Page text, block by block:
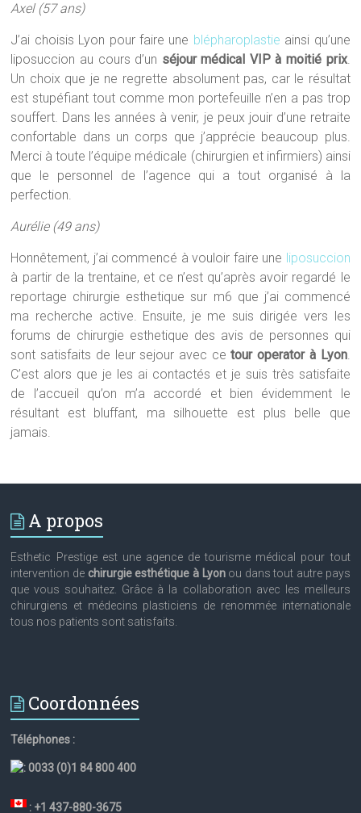
Axel (57 ans)
J’ai choisis Lyon pour faire une blépharoplastie ainsi qu’une
liposuccion au cours d’un séjour médical VIP à moitié prix.
Un choix que je ne regrette absolument pas, car le résultat
est stupéfiant tout comme mon portefeuille n’en a pas trop
souffert. Dans les années à venir, je peux jouir d’une retraite
confortable dans un corps que j’apprécie beaucoup plus.
Merci à toute l’équipe médicale (chirurgien et infirmiers) ainsi
que le personnel de l’agence qui a tout organisé à la
perfection.
Aurélie (49 ans)
Honnêtement, j’ai commencé à vouloir faire une liposuccion
à partir de la trentaine, et ce n’est qu’après avoir regardé le
reportage chirurgie esthetique sur m6 que j’ai commencé
ma recherche active. Ensuite, je me suis dirigée vers les
forums de chirurgie esthetique des avis de personnes qui
sont satisfaits de leur sejour avec cetour operator à Lyon.
C’est alors que je les ai contactés et je suis très satisfaite
de l’accueil qu’on m’a accordé et bien évidemment le
résultant est bluffant, ma silhouette est plus belle que
jamais.
A propos
Esthetic Prestige est une agence de tourisme médical pour tout
intervention de chirurgie esthétique à Lyonou dans tout autre pays
que vous souhaitez. Grâce à la collaboration avec les meilleurs
chirurgiens et médecins plasticiens de renommée internationale
tous nos patients sont satisfaits.
Coordonnées
Téléphones :
:0033 (0)1 84 800 400
: +1 437-880-3675